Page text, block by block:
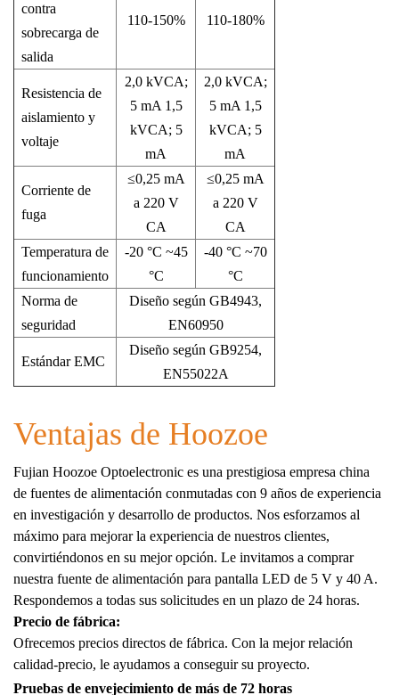
contra
sobrecarga de
salida
110-150% 110-180%
Resistencia de
aislamiento y
voltaje
2,0 kVCA;
5 mA 1,5
kVCA; 5
mA
2,0 kVCA;
5 mA 1,5
kVCA; 5
mA
Corriente de
fuga
≤0,25 mA
a 220 V
CA
≤0,25 mA
a 220 V
CA
Temperatura de
funcionamiento
-20 °C ~45
°C
-40 °C ~70
°C
Norma de
seguridad
Diseño según GB4943,
EN60950
Estándar EMC
Diseño según GB9254,
EN55022A
Ventajas de Hoozoe
Fujian Hoozoe Optoelectronic es una prestigiosa empresa china
de fuentes de alimentación conmutadas con 9 años de experiencia
en investigación y desarrollo de productos. Nos esforzamos al
máximo para mejorar la experiencia de nuestros clientes,
convirtiéndonos en su mejor opción. Le invitamos a comprar
nuestra fuente de alimentación para pantalla LED de 5 V y 40 A.
Respondemos a todas sus solicitudes en un plazo de 24 horas.
Precio de fábrica:
Ofrecemos precios directos de fábrica. Con la mejor relación
calidad-precio, le ayudamos a conseguir su proyecto.
Pruebas de envejecimiento de más de 72 horas